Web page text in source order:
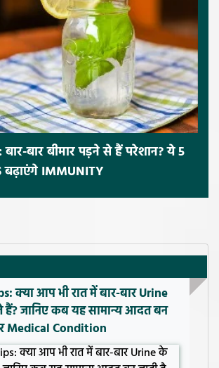
बार-बार बीमार पड़ने से हैं परेशान? ये 5
बढ़ाएंगे IMMUNITY
क्या आप भी रात में बार-बार Urine
जानिए कब यह सामान्य आदत बन
Medical Condition